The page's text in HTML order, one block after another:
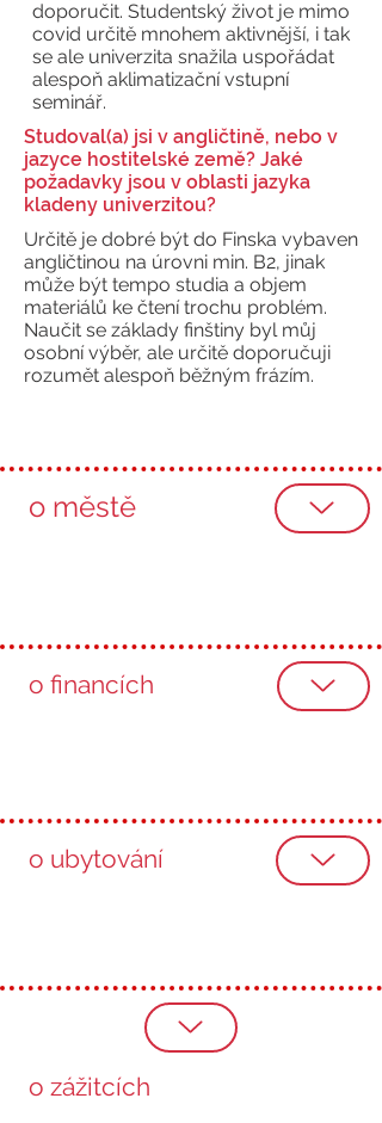
doporučit. Studentský život je mimo
covid určitě mnohem aktivnější, i tak
se ale univerzita snažila uspořádat
alespoň aklimatizační vstupní
seminář.
Studoval(a) jsi v angličtině, nebo v
jazyce hostitelské země? Jaké
požadavky jsou v oblasti jazyka
kladeny univerzitou?
Určitě je dobré být do Finska vybaven
angličtinou na úrovni min. B2, jinak
může být tempo studia a objem
materiálů ke čtení trochu problém.
Naučit se základy finštiny byl můj
osobní výběr, ale určitě doporučuji
rozumět alespoň běžným frázím.
o městě
o financích
o ubytování
o zážitcích